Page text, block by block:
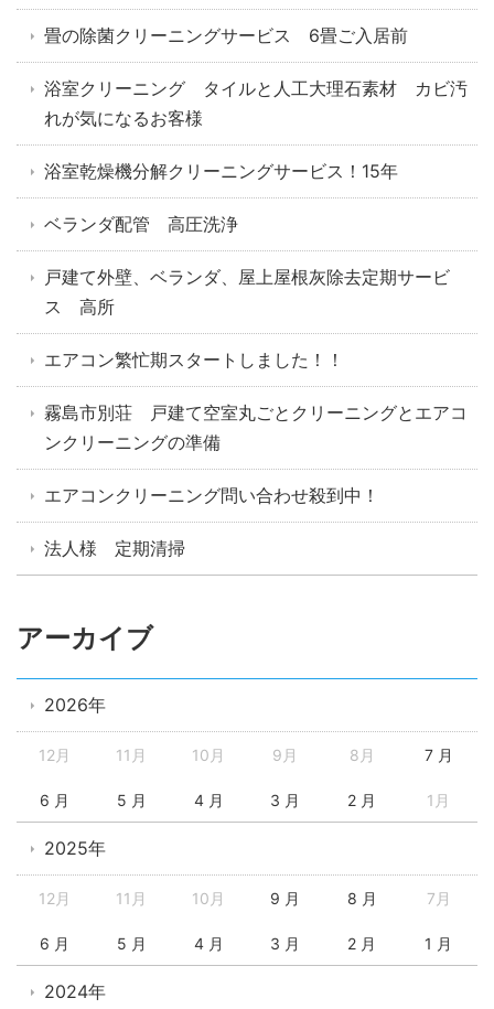
畳の除菌クリーニングサービス 6畳ご入居前
浴室クリーニング タイルと人工大理石素材 カビ汚
れが気になるお客様
浴室乾燥機分解クリーニングサービス！15年
ベランダ配管 高圧洗浄
戸建て外壁、ベランダ、屋上屋根灰除去定期サービ
ス 高所
エアコン繁忙期スタートしました！！
霧島市別荘 戸建て空室丸ごとクリーニングとエアコ
ンクリーニングの準備
エアコンクリーニング問い合わせ殺到中！
法人様 定期清掃
アーカイブ
2026年
12月 11月 10月 9月 8月 7 月
6 月 5 月 4 月 3 月 2 月 1月
2025年
12月 11月 10月 9 月 8 月 7月
6 月 5 月 4 月 3 月 2 月 1 月
2024年